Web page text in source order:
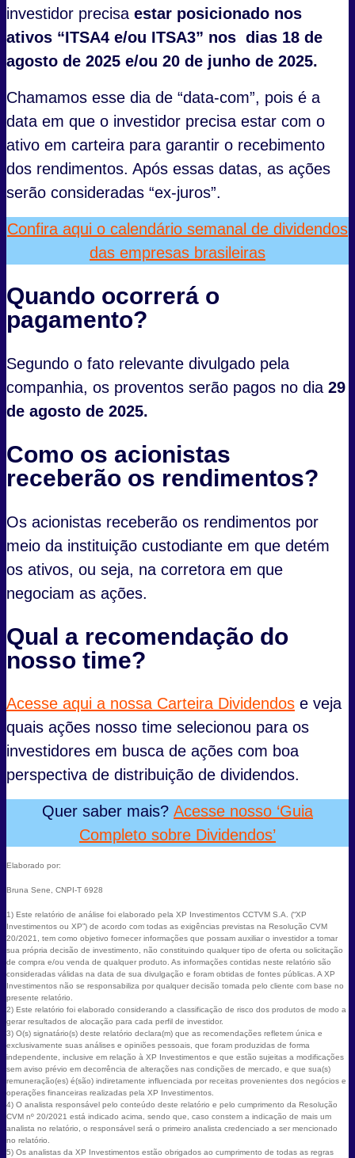
investidor precisa estar posicionado nos
ativos “ITSA4 e/ou ITSA3” nos dias 18 de
agosto de 2025 e/ou 20 de junho de 2025.
Chamamos esse dia de “data-com”, pois é a
data em que o investidor precisa estar com o
ativo em carteira para garantir o recebimento
dos rendimentos. Após essas datas, as ações
serão consideradas “ex-juros”.
Confira aqui o calendário semanal de dividendos
das empresas brasileiras
Quando ocorrerá o
pagamento?
Segundo o fato relevante divulgado pela
companhia, os proventos serão pagos no dia 29
de agosto de 2025.
Como os acionistas
receberão os rendimentos?
Os acionistas receberão os rendimentos por
meio da instituição custodiante em que detém
os ativos, ou seja, na corretora em que
negociam as ações.
Qual a recomendação do
nosso time?
Acesse aqui a nossa Carteira Dividendos e veja
quais ações nosso time selecionou para os
investidores em busca de ações com boa
perspectiva de distribuição de dividendos.
Quer saber mais? Acesse nosso ‘Guia
Completo sobre Dividendos’
Elaborado por:
Bruna Sene, CNPI-T 6928
1) Este relatório de análise foi elaborado pela XP Investimentos CCTVM S.A. (“XP
Investimentos ou XP”) de acordo com todas as exigências previstas na Resolução CVM
20/2021, tem como objetivo fornecer informações que possam auxiliar o investidor a tomar
sua própria decisão de investimento, não constituindo qualquer tipo de oferta ou solicitação
de compra e/ou venda de qualquer produto. As informações contidas neste relatório são
consideradas válidas na data de sua divulgação e foram obtidas de fontes públicas. A XP
Investimentos não se responsabiliza por qualquer decisão tomada pelo cliente com base no
presente relatório.
2) Este relatório foi elaborado considerando a classificação de risco dos produtos de modo a
gerar resultados de alocação para cada perfil de investidor.
3) O(s) signatário(s) deste relatório declara(m) que as recomendações refletem única e
exclusivamente suas análises e opiniões pessoais, que foram produzidas de forma
independente, inclusive em relação à XP Investimentos e que estão sujeitas a modificações
sem aviso prévio em decorrência de alterações nas condições de mercado, e que sua(s)
remuneração(es) é(são) indiretamente influenciada por receitas provenientes dos negócios e
operações financeiras realizadas pela XP Investimentos.
4) O analista responsável pelo conteúdo deste relatório e pelo cumprimento da Resolução
CVM nº 20/2021 está indicado acima, sendo que, caso constem a indicação de mais um
analista no relatório, o responsável será o primeiro analista credenciado a ser mencionado
no relatório.
5) Os analistas da XP Investimentos estão obrigados ao cumprimento de todas as regras